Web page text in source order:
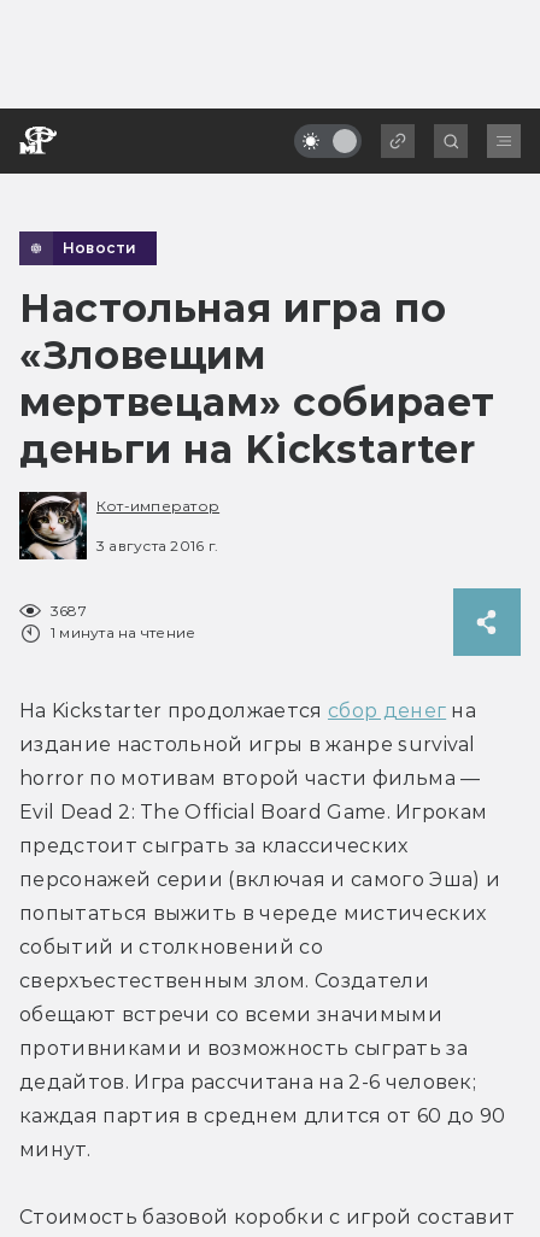
Новости
Настольная игра по
«Зловещим
мертвецам» собирает
деньги на Kickstarter
Кот-император
3 августа 2016 г.
3687
1 минута на чтение
На Kickstarter продолжается сбор денег на
издание настольной игры в жанре survival
horror по мотивам второй части фильма —
Evil Dead 2: The Official Board Game. Игрокам
предстоит сыграть за классических
персонажей серии (включая и самого Эша) и
попытаться выжить в череде мистических
событий и столкновений со
сверхъестественным злом. Создатели
обещают встречи со всеми значимыми
противниками и возможность сыграть за
дедайтов. Игра рассчитана на 2-6 человек;
каждая партия в среднем длится от 60 до 90
минут.
Стоимость базовой коробки с игрой составит